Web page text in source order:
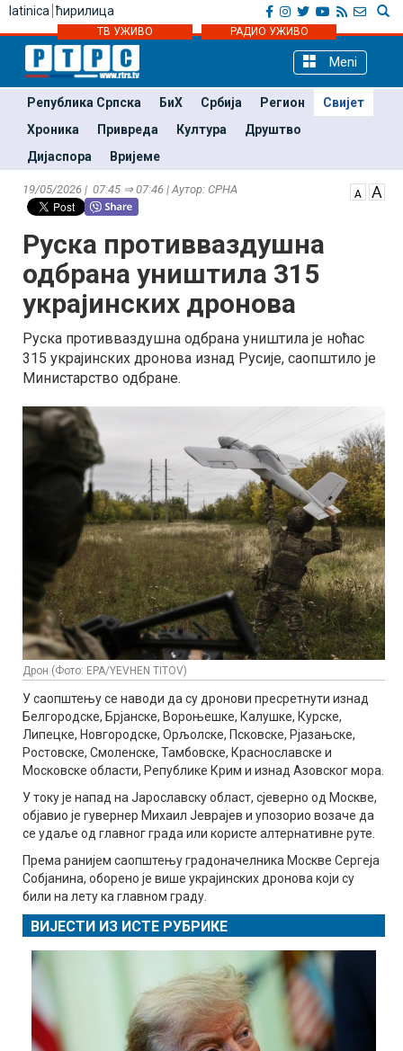
latinica ћирилица
ТВ УЖИВО РАДИО УЖИВО
Meni
Република Српска БиХ Србија Регион
Свијет
Хроника
Привреда Култура
Друштво
Дијаспора
Вријеме
19/05/2026 | 07:45 ⇒ 07:46 | Аутор: СРНА
Руска противваздушна
одбрана уништила 315
украјинских дронова
Руска противваздушна одбрана уништила је ноћас
315 украјинских дронова изнад Русије, саопштило је
Министарство одбране.
Дрон (Фото: ЕPA/YEVHEN TITOV)
У саопштењу се наводи да су дронови пресретнути изнад
Белгородске, Брјанске, Вороњешке, Калушке, Курске,
Липецке, Новгородске, Орљолске, Псковске, Рјазањске,
Ростовске, Смоленске, Тамбовске, Краснославске и
Московске области, Републике Крим и изнад Азовског мора.
У току је напад на Јарославску област, сјеверно од Москве,
објавио је гувернер Михаил Јеврајев и упозорио возаче да
се удаље од главног града или користе алтернативне руте.
Према ранијем саопштењу градоначелника Москве Сергеја
Собјанина, оборено је више украјинских дронова који су
били на лету ка главном граду.
ВИЈЕСТИ ИЗ ИСТЕ РУБРИКЕ